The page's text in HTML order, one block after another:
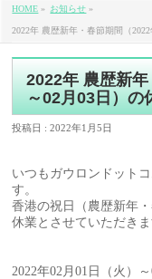
HOME » お知らせ »
2022年 農歴新年・春節期間（
2022年 農歴新
～02月03日）の
投稿日 : 2022年1月5日
いつもガウロンドット
す。
香港の祝日（農歴新年
休業とさせていただきま
2022年02月01日（火）～